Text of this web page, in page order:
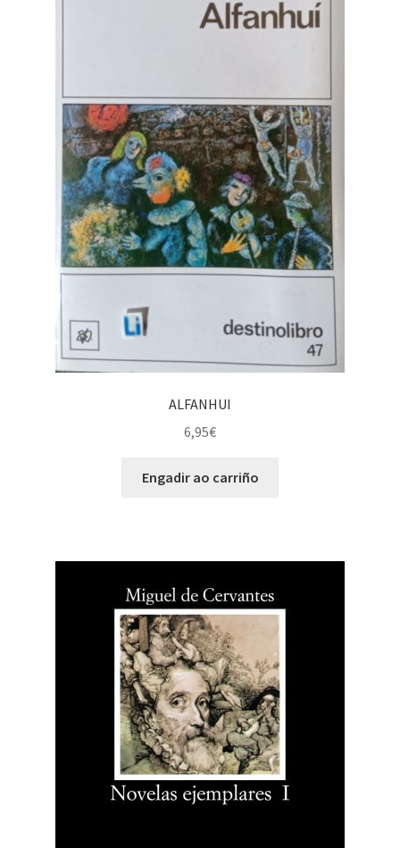
ALFANHUI
6,95€
Engadir ao carriño